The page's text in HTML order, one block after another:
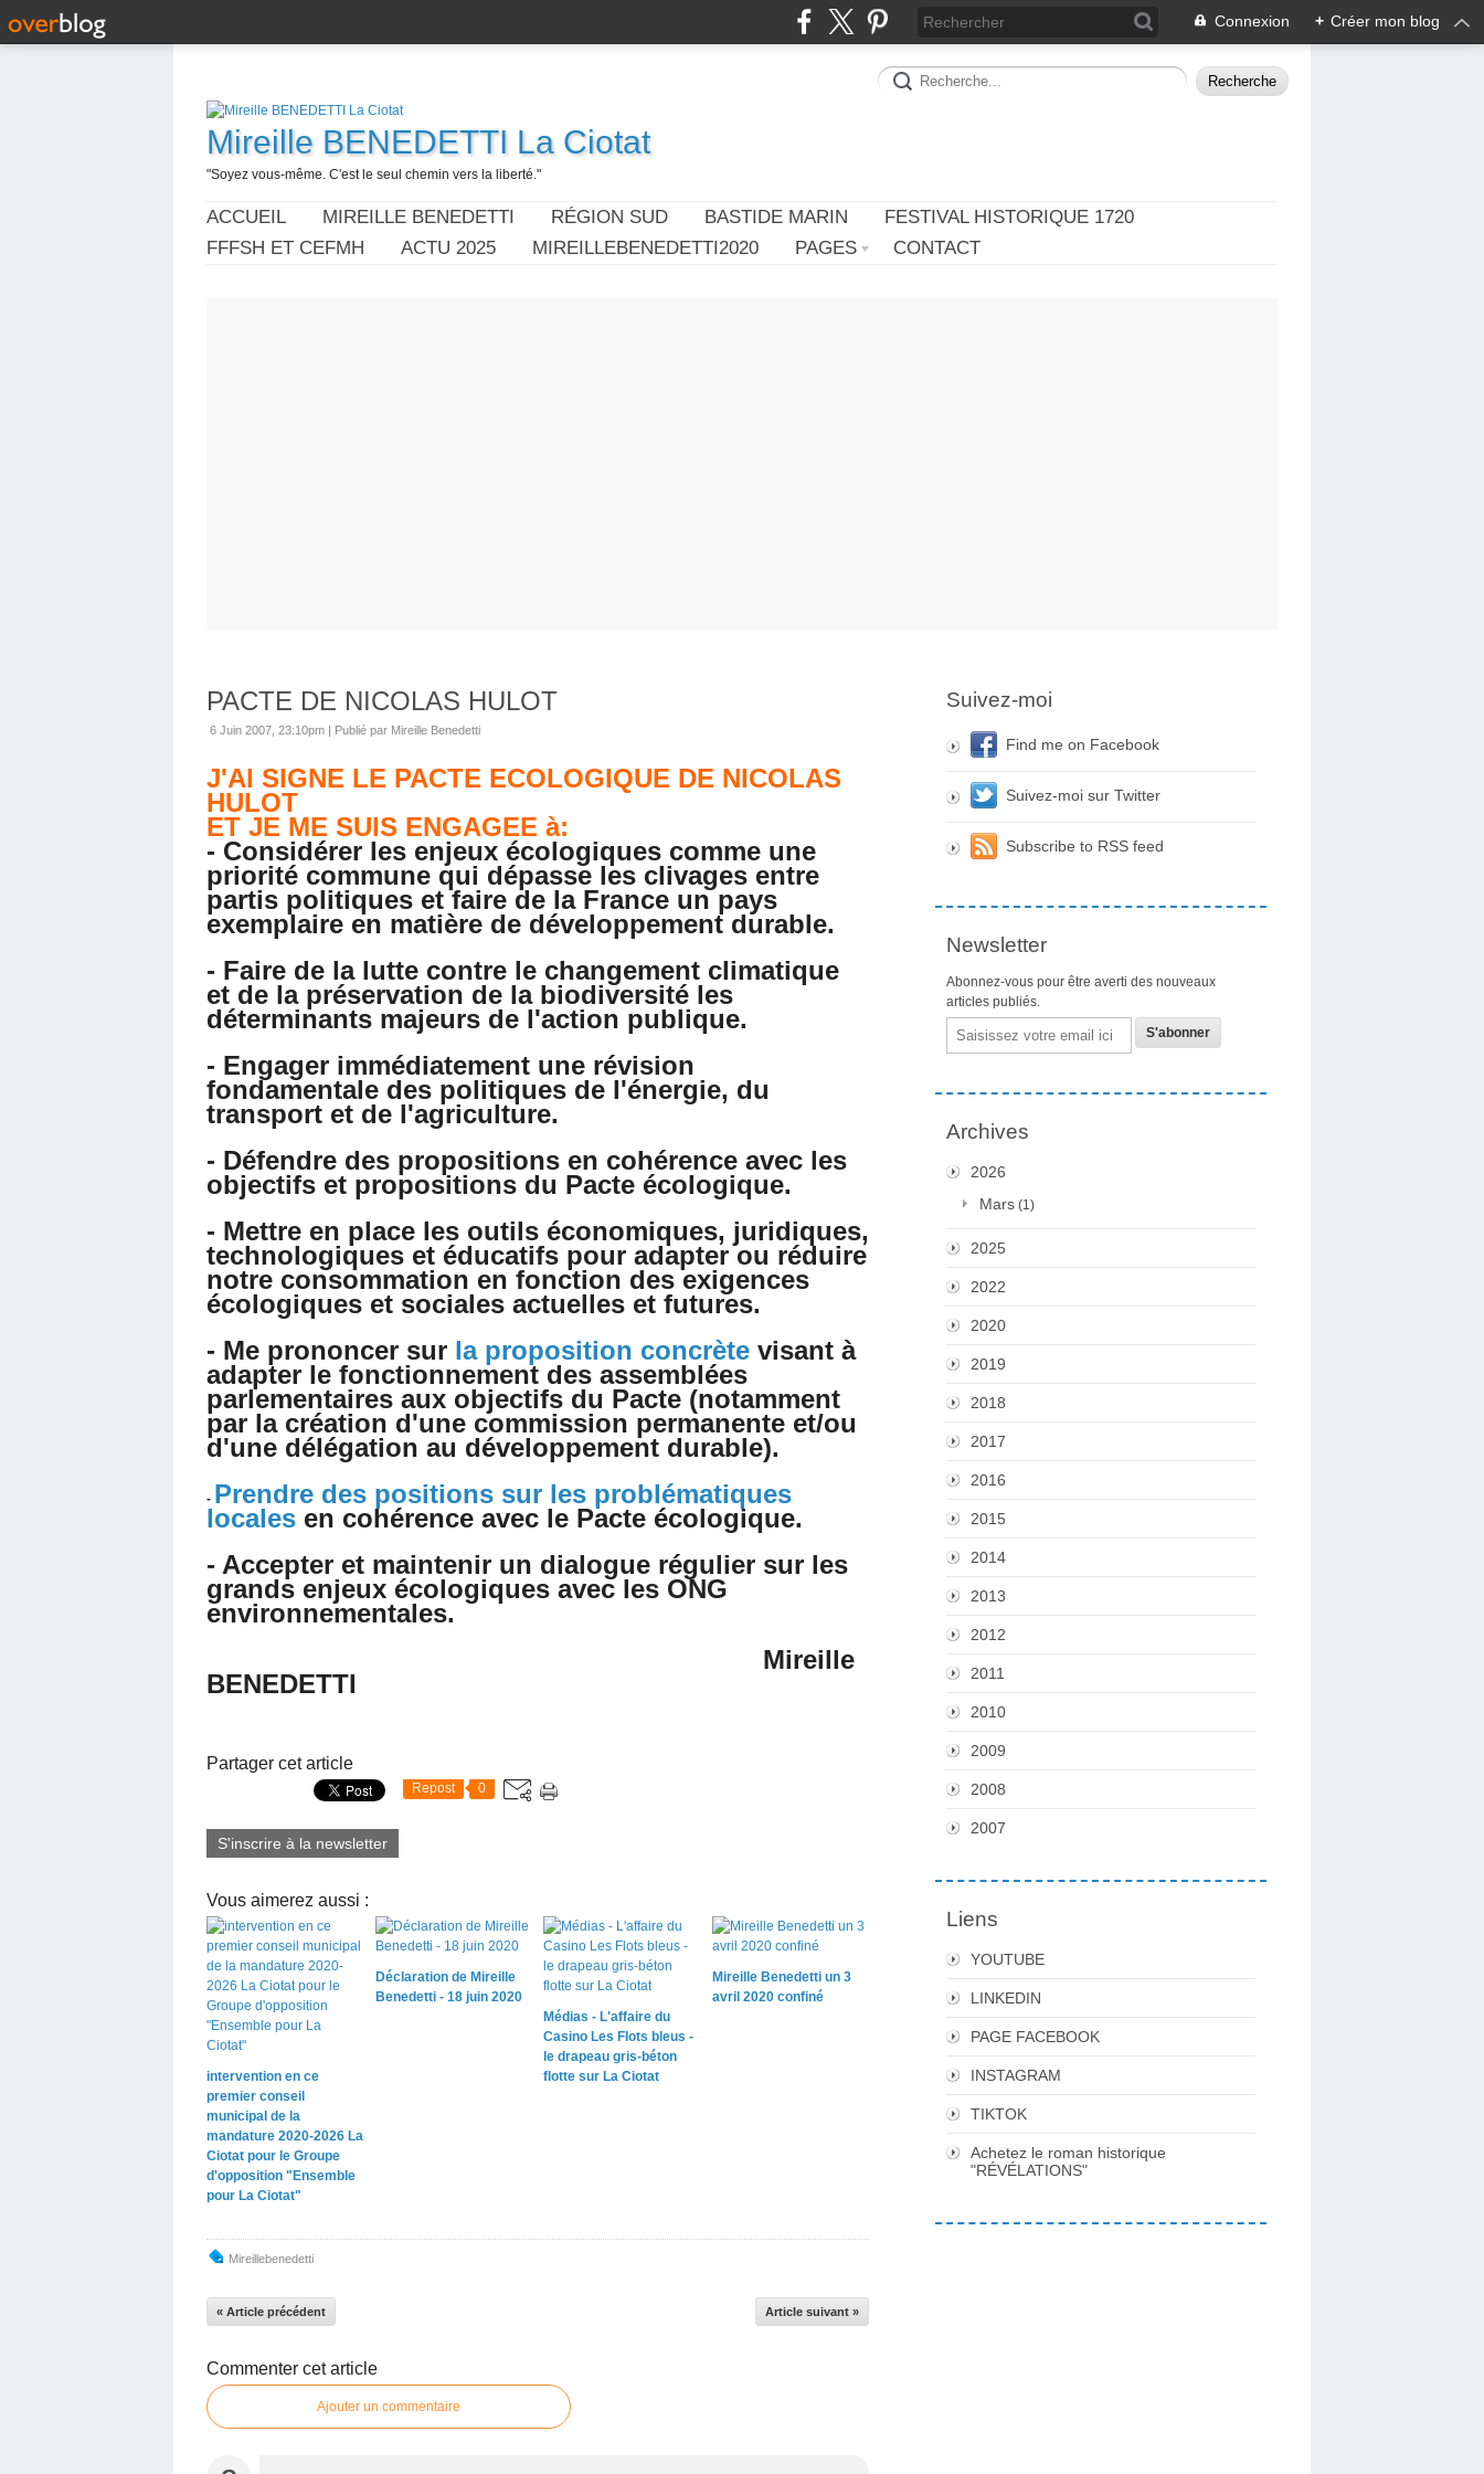
Connexion + Créer mon blog
Mireille BENEDETTI La Ciotat
"Soyez vous-même. C'est le seul chemin vers la liberté."
ACCUEIL MIREILLE BENEDETTI RÉGION SUD BASTIDE MARIN
FESTIVAL HISTORIQUE 1720
FFFSH ET CEFMH
ACTU 2025 MIREILLEBENEDETTI2020 PAGES CONTACT
PACTE DE NICOLAS HULOT
6 Juin 2007, 23:10pm | Publié par Mireille Benedetti
J'AI SIGNE LE PACTE ECOLOGIQUE DE NICOLAS
HULOT
ET JE ME SUIS ENGAGEE à:
- Considérer les enjeux écologiques comme une
priorité commune qui dépasse les clivages entre
partis politiques et faire de la France un pays
exemplaire en matière de développement durable.
- Faire de la lutte contre le changement climatique
et de la préservation de la biodiversité les
déterminants majeurs de l'action publique.
- Engager immédiatement une révision
fondamentale des politiques de l'énergie, du
transport et de l'agriculture.
- Défendre des propositions en cohérence avec les
objectifs et propositions du Pacte écologique.
- Mettre en place les outils économiques, juridiques,
technologiques et éducatifs pour adapter ou réduire
notre consommation en fonction des exigences
écologiques et sociales actuelles et futures.
- Me prononcer sur la proposition concrète visant à
adapter le fonctionnement des assemblées
parlementaires aux objectifs du Pacte (notamment
par la création d'une commission permanente et/ou
d'une délégation au développement durable).
- Prendre des positions sur les problématiques
locales en cohérence avec le Pacte écologique.
- Accepter et maintenir un dialogue régulier sur les
grands enjeux écologiques avec les ONG
environnementales.
Mireille
BENEDETTI
Partager cet article
Repost 0
S'inscrire à la newsletter
Vous aimerez aussi :
intervention en ce
premier conseil
municipal de la
mandature 2020-2026 La
Ciotat pour le Groupe
d'opposition "Ensemble
pour La Ciotat"
Déclaration de Mireille
Benedetti - 18 juin 2020
Médias - L'affaire du
Casino Les Flots bleus -
le drapeau gris-béton
flotte sur La Ciotat
Mireille Benedetti un 3
avril 2020 confiné
Mireillebenedetti
« Article précédent Article suivant »
Commenter cet article
Ajouter un commentaire
Suivez-moi
Find me on Facebook
Suivez-moi sur Twitter
Subscribe to RSS feed
Newsletter
Abonnez-vous pour être averti des nouveaux
articles publiés.
Email
Archives
2026
Mars (1)
2025
2022
2020
2019
2018
2017
2016
2015
2014
2013
2012
2011
2010
2009
2008
2007
Liens
YOUTUBE
LINKEDIN
PAGE FACEBOOK
INSTAGRAM
TIKTOK
Achetez le roman historique
"RÉVÉLATIONS"